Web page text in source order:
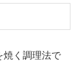
焼く調理法で